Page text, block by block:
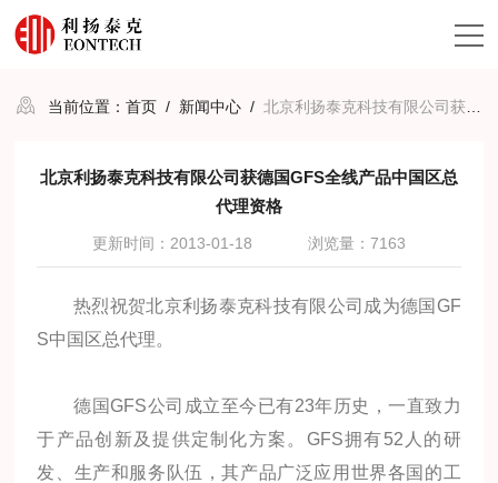
当前位置：首页 / 新闻中心 /北京利扬泰克科技有限公司获德国GFS全线产品中国区总代理资格
北京利扬泰克科技有限公司获德国GFS全线产品中国区总
代理资格
更新时间：2013-01-18 浏览量：7163
热烈祝贺北京利扬泰克科技有限公司成为德国GF
S中国区总代理。
德国GFS公司成立至今已有23年历史，一直致力
于产品创新及提供定制化方案。GFS拥有52人的研
发、生产和服务队伍，其产品广泛应用世界各国的工